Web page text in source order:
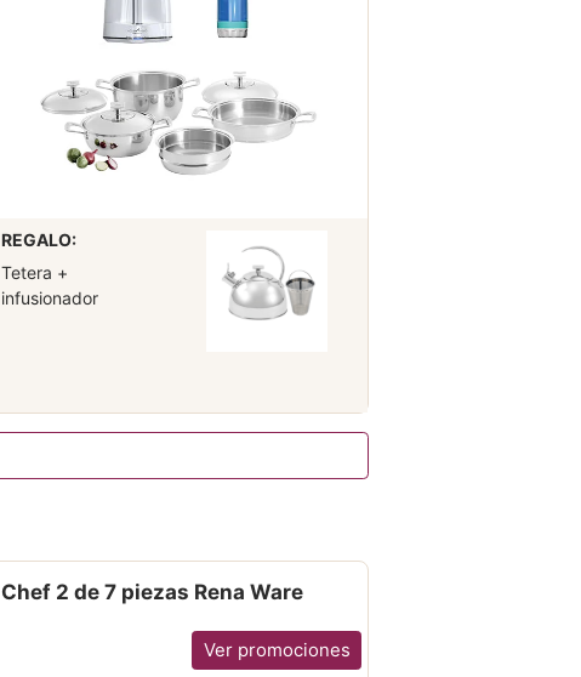
REGALO:
Tetera +
infusionador
Chef 2 de 7 piezas Rena Ware
Ver promociones